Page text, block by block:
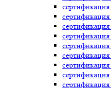
сертификация
сертификация
сертификация
сертификация
сертификация
сертификация
сертификация
сертификация
сертификация